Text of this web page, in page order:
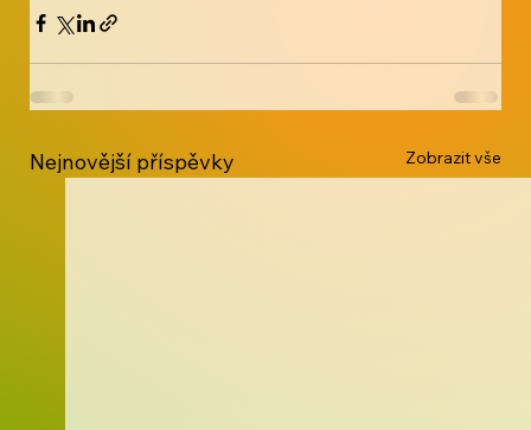
Nejnovější příspěvky Zobrazit vše